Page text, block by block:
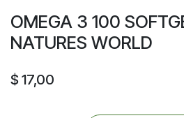
OMEGA 3 100
NATURES WORLD
$ 17,00